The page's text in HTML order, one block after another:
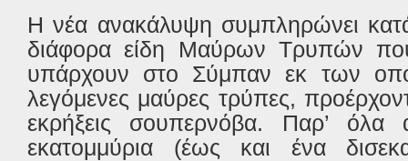
Η νέα ανακάλυψη συμπληρώνει
διάφορα είδη Μαύρων Τρυπών
υπάρχουν στο Σύμπαν εκ των
λεγόμενες μαύρες τρύπες,
εκρήξεις σουπερνόβα. Παρ’
εκατομμύρια (έως και ένα